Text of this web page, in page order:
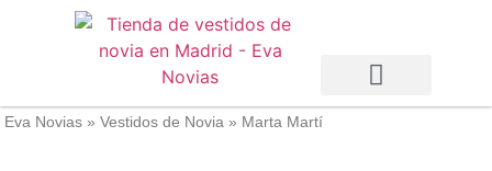
Eva Novias »Vestidos de Novia » Marta Martí